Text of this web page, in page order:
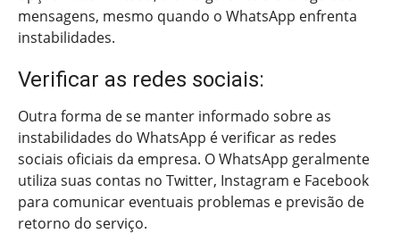
mensagens, mesmo quando o WhatsApp enfrenta
instabilidades.
Verificar as redes sociais:
Outra forma de se manter informado sobre as
instabilidades do WhatsApp é verificar as redes
sociais oficiais da empresa. O WhatsApp geralmente
utiliza suas contas no Twitter, Instagram e Facebook
para comunicar eventuais problemas e previsão de
retorno do serviço.